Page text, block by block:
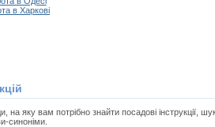
в Харкові
на яку вам потрібно знайти посадові інструкції,
синоніми.